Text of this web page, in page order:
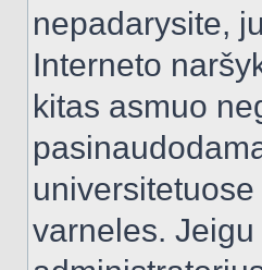
nepadarysite,
Interneto
kitas asmuo
varneles.